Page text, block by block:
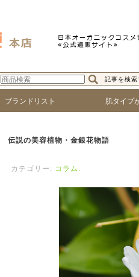
記事を検
ブランドリスト
探す
ド名で探す
肌タイプ
伝説の美容植物・金銀花物語
カテゴリー: コラム .